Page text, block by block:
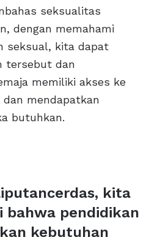
seksualitas
dengan memahami
seksual, kita dapat
tersebut dan
memiliki akses ke
mendapatkan
butuhkan.
kita
bahwa pendidikan
kebutuhan